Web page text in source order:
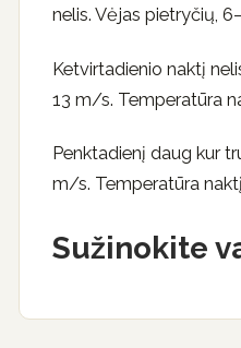
nelis. Vėjas pietryčių,
Ketvirtadienio naktį
13 m/s. Temperatūra
Penktadienį daug kur
m/s. Temperatūra
Sužinokite